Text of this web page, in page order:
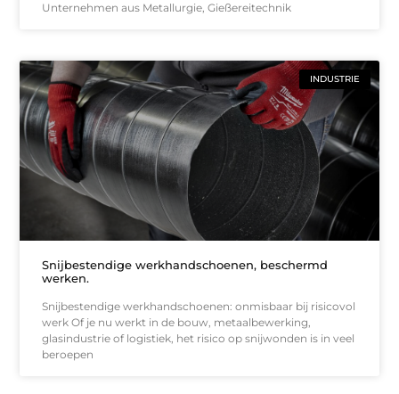
Unternehmen aus Metallurgie, Gießereitechnik
INDUSTRIE
Snijbestendige werkhandschoenen, beschermd
werken.
Snijbestendige werkhandschoenen: onmisbaar bij risicovol
werk Of je nu werkt in de bouw, metaalbewerking,
glasindustrie of logistiek, het risico op snijwonden is in veel
beroepen